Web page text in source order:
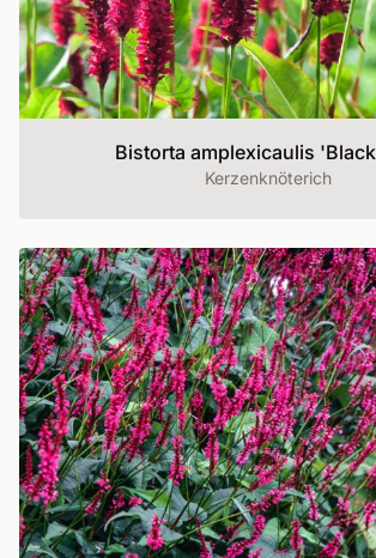
Bistorta amplexicaulis
Kerzenknöterich